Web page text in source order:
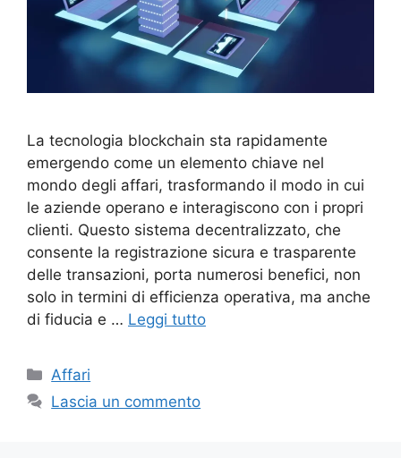
La tecnologia blockchain sta rapidamente
emergendo come un elemento chiave nel
mondo degli affari, trasformando il modo in cui
le aziende operano e interagiscono con i propri
clienti. Questo sistema decentralizzato, che
consente la registrazione sicura e trasparente
delle transazioni, porta numerosi benefici, non
solo in termini di efficienza operativa, ma anche
di fiducia e … Leggi tutto
Categorie
Affari
Lascia un commento